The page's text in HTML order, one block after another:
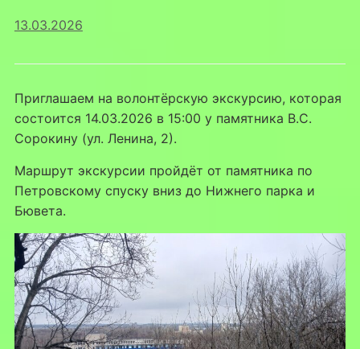
13.03.2026
Приглашаем на волонтёрскую экскурсию, которая
состоится 14.03.2026 в 15:00 у памятника В.С.
Сорокину (ул. Ленина, 2).
Маршрут экскурсии пройдёт от памятника по
Петровскому спуску вниз до Нижнего парка и
Бювета.